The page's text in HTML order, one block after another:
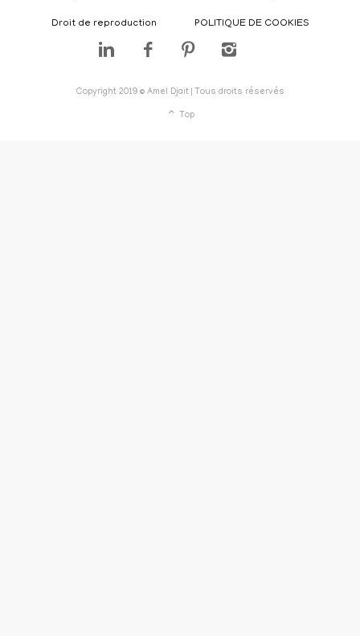
Droit de reproduction POLITIQUE DE COOKIES
Copyright 2019 © Amel Djait | Tous droits réservés
Top